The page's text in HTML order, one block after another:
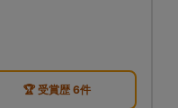
🏆 受賞歴 6件